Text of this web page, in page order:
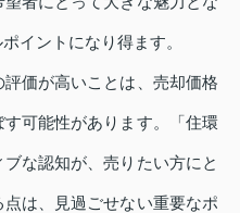
イントになり得ます。
価が高いことは、売却価格
可能性があります。「住環
な認知が、売りたい方にと
は、見過ごせない重要なポ